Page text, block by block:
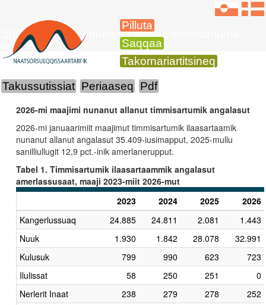
Pilluta
Saqqaa
Takornariartitsineq
2026-mi maajimi nunanut allanut timmisartumik
angalasut
Takussutissiat Periaaseq Pdf